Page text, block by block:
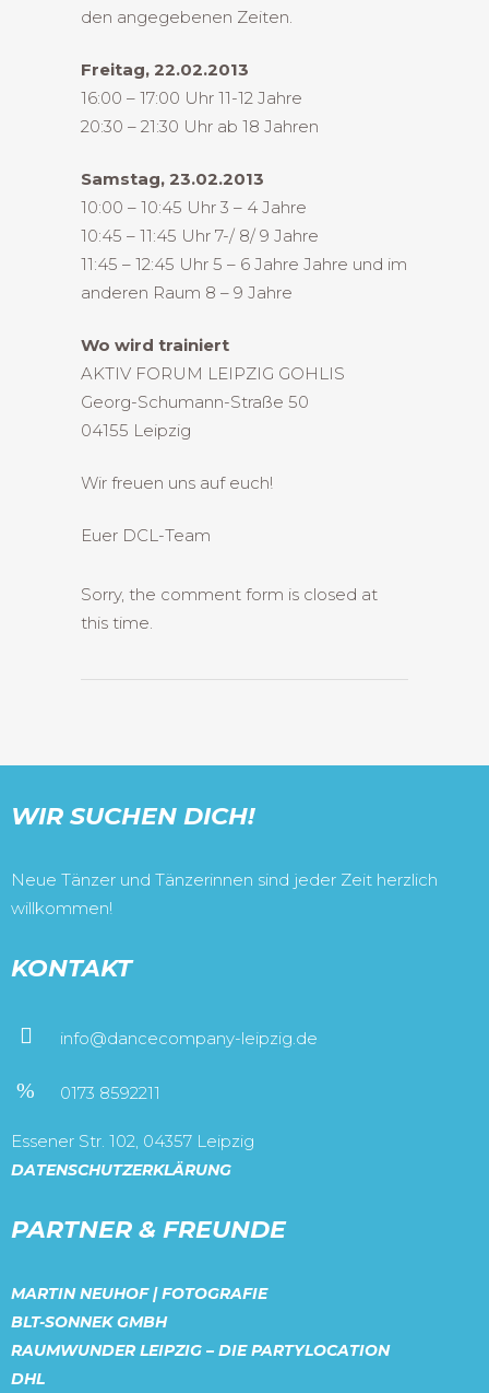
den angegebenen Zeiten.
Freitag, 22.02.2013
16:00 – 17:00 Uhr 11-12 Jahre
20:30 – 21:30 Uhr ab 18 Jahren
Samstag, 23.02.2013
10:00 – 10:45 Uhr 3 – 4 Jahre
10:45 – 11:45 Uhr 7-/ 8/ 9 Jahre
11:45 – 12:45 Uhr 5 – 6 Jahre Jahre und im
anderen Raum 8 – 9 Jahre
Wo wird trainiert
AKTIV FORUM LEIPZIG GOHLIS
Georg-Schumann-Straße 50
04155 Leipzig
Wir freuen uns auf euch!
Euer DCL-Team
Sorry, the comment form is closed at
this time.
WIR SUCHEN DICH!
Neue Tänzer und Tänzerinnen sind jeder Zeit herzlich
willkommen!
KONTAKT
info@dancecompany-leipzig.de
0173 8592211
Essener Str. 102, 04357 Leipzig
DATENSCHUTZERKLÄRUNG
PARTNER & FREUNDE
MARTIN NEUHOF | FOTOGRAFIE
BLT-SONNEK GMBH
RAUMWUNDER LEIPZIG – DIE PARTYLOCATION
DHL